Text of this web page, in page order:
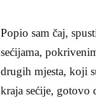
Popio sam čaj,
sećijama,
drugih mjesta, koji
kraja sećije, gotovo